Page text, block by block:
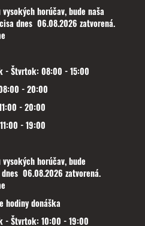
vysokých horúčav, bude naša
dnes 06.08.2026 zatvorená.
- Štvrtok: 08:00 - 15:00
- 20:00
- 20:00
- 19:00
vysokých horúčav, bude
06.08.2026 zatvorená.
hodiny donáška
- Štvrtok: 10:00 - 19:00